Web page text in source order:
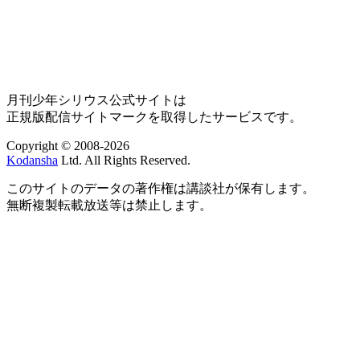
月刊少年シリウス公式サイトは
正規版配信サイトマークを取得したサービスです。
Copyright © 2008-2026
Kodansha Ltd. All Rights Reserved.
このサイトのデータの著作権は講談社が保有します。
無断複製転載放送等は禁止します。